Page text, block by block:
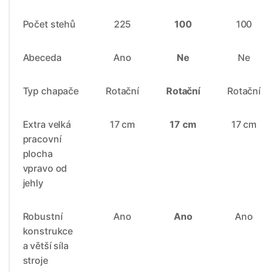
Počet stehů 225 100 100
Abeceda Ano Ne Ne
Typ chapače Rotační Rotační Rotační
Extra velká
pracovní
plocha
vpravo od
jehly
17 cm 17 cm 17 cm
Robustní
konstrukce
a větší síla
stroje
Ano Ano Ano